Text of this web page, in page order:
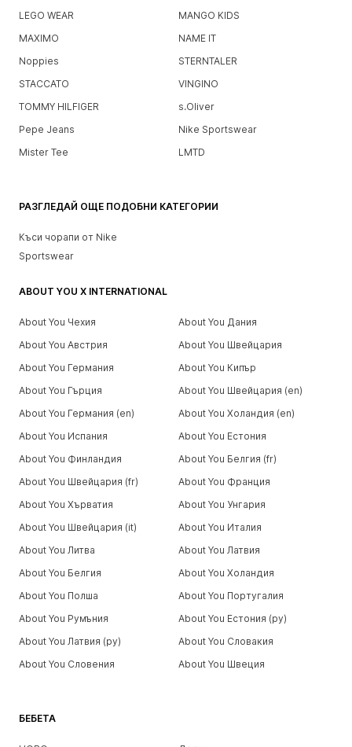
LEGO WEAR
MANGO KIDS
MAXIMO
NAME IT
Noppies
STERNTALER
STACCATO
VINGINO
TOMMY HILFIGER
s.Oliver
Pepe Jeans
Nike Sportswear
Mister Tee
LMTD
БЕБЕТА
РАЗГЛЕДАЙ ОЩЕ ПОДОБНИ КАТЕГОРИИ
Къси чорапи от Nike
Sportswear
ABOUT YOU X INTERNATIONAL
About You Чехия
About You Дания
About You Австрия
About You Швейцария
About You Германия
About You Кипър
About You Гърция
About You Швейцария (en)
About You Германия (en)
About You Холандия (en)
About You Испания
About You Естония
About You Финландия
About You Белгия (fr)
About You Швейцария (fr)
About You Франция
About You Хърватия
About You Унгария
About You Швейцария (it)
About You Италия
About You Литва
About You Латвия
About You Белгия
About You Холандия
About You Полша
About You Португалия
About You Румъния
About You Естония (ру)
About You Латвия (ру)
About You Словакия
About You Словения
About You Швеция